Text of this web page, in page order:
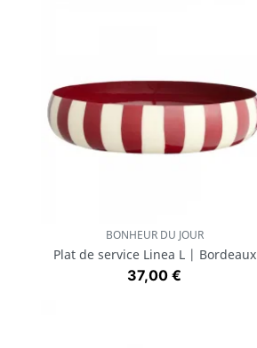
Aperçu rapide
BONHEUR DU JOUR
Plat de service Linea L | Bordeaux
Prix
37,00 €